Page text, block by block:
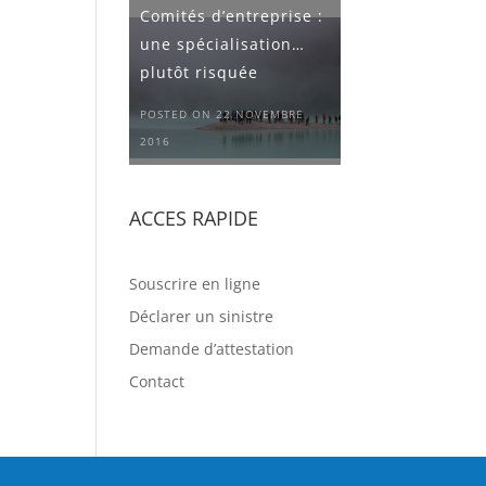
Comités d’entreprise :
une spécialisation…
plutôt risquée
POSTED ON 22 NOVEMBRE
2016
ACCES RAPIDE
Souscrire en ligne
Déclarer un sinistre
Demande d’attestation
Contact